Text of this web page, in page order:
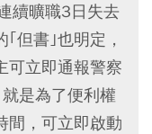
續曠職3日失去
但書｣也明定，
可立即通報警察
是為了便利權
間，可立即啟動